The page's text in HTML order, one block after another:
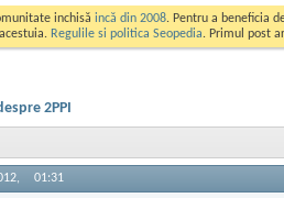
inchisă incă din 2008. Pentru a beneficia
Regulile si politica Seopedia. Primul post
2PPI
01:31